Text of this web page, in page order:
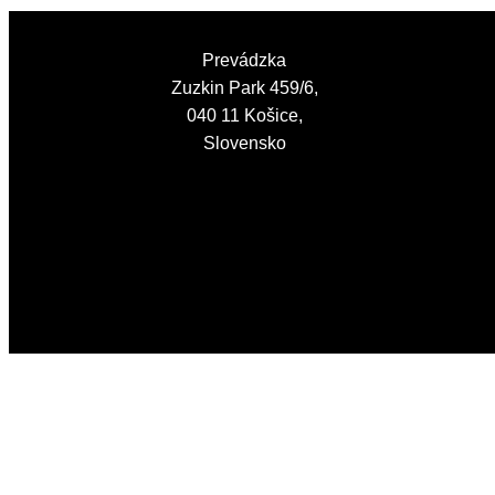
Prevádzka
Zuzkin Park 459/6,
040 11 Košice,
Slovensko